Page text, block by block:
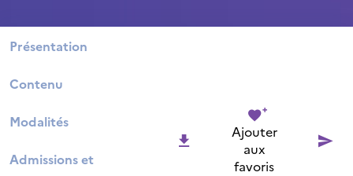
Présentation
Contenu
Modalités
Admissions et
Ajouter
aux
favoris